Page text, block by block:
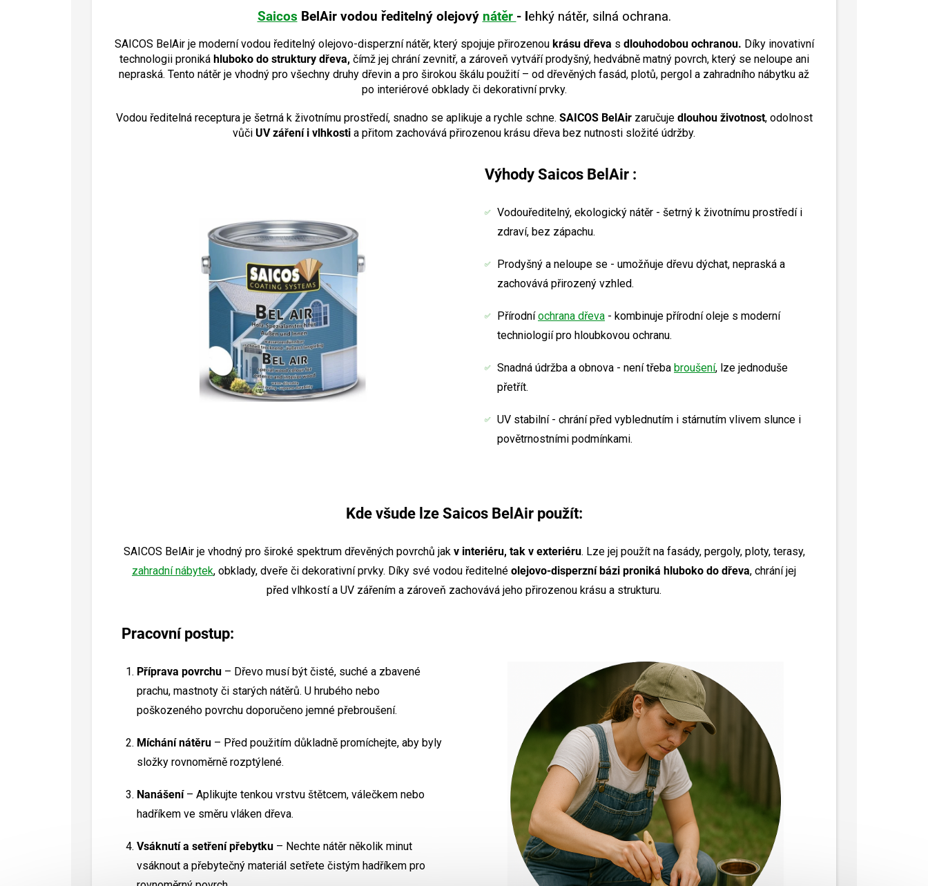
Saicos BelAir vodou ředitelný olejový nátěr - lehký nátěr, silná ochrana.
SAICOS BelAir je moderní vodou ředitelný olejovo-disperzní nátěr, který spojuje přirozenou krásu dřeva s dlouhodobou ochranou. Díky inovativní
technologii pronikáhluboko do struktury dřeva, čímž jej chrání zevnitř, a zároveň vytváří prodyšný, hedvábně matný povrch, který se neloupe ani
nepraská. Tento nátěr je vhodný pro všechny druhy dřevin a pro širokou škálu použití – od dřevěných fasád, plotů, pergol a zahradního nábytku až
po interiérové obklady či dekorativní prvky.
Vodou ředitelná receptura je šetrná k životnímu prostředí, snadno se aplikuje a rychle schne. SAICOS BelAirzaručujedlouhou životnost, odolnost
vůči UV záření i vlhkosti a přitom zachovává přirozenou krásu dřeva bez nutnosti složité údržby.
Výhody Saicos BelAir :
Vodouředitelný, ekologický nátěr - šetrný k životnímu prostředí i
zdraví, bez zápachu.
Prodyšný a neloupe se - umožňuje dřevu dýchat, nepraská a
zachovává přirozený vzhled.
Přírodníochrana dřeva - kombinuje přírodní oleje s moderní
techniologií pro hloubkovou ochranu.
Snadná údržba a obnova - není třeba broušení, lze jednoduše
přetřít.
UV stabilní - chrání před vyblednutím i stárnutím vlivem slunce i
povětrnostními podmínkami.
Kde všude lze Saicos BelAir použít:
SAICOS BelAir je vhodný pro široké spektrum dřevěných povrchů jak v interiéru, tak v exteriéru. Lze jej použít na fasády, pergoly, ploty, terasy,
zahradní nábytek, obklady, dveře či dekorativní prvky. Díky své vodou ředitelné olejovo-disperzní bázi proniká hluboko do dřeva, chrání jej
před vlhkostí a UV zářením a zároveň zachovává jeho přirozenou krásu a strukturu.
Pracovní postup:
Příprava povrchu – Dřevo musí být čisté, suché a zbavené
prachu, mastnoty či starých nátěrů. U hrubého nebo
poškozeného povrchu doporučeno jemné přebroušení.
Míchání nátěru – Před použitím důkladně promíchejte, aby byly
složky rovnoměrně rozptýlené.
Nanášení– Aplikujte tenkou vrstvu štětcem, válečkem nebo
hadříkem ve směru vláken dřeva.
Vsáknutí a setření přebytku – Nechte nátěr několik minut
vsáknout a přebytečný materiál setřete čistým hadříkem pro